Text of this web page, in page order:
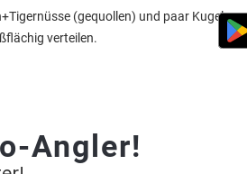
(gequollen) und paar Kugeln
verteilen.
Angler!